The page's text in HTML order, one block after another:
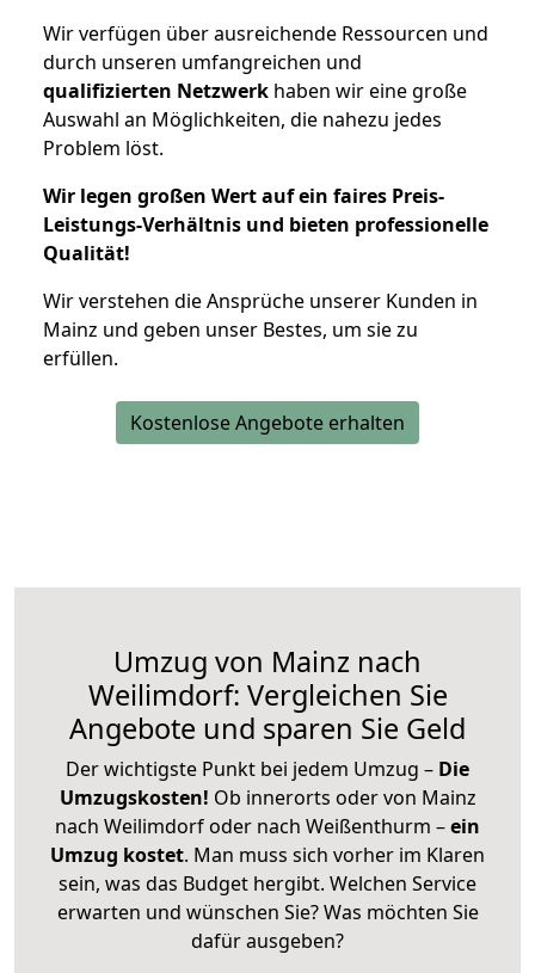
Wir verfügen über ausreichende Ressourcen und
durch unseren umfangreichen und
qualifizierten Netzwerk haben wir eine große
Auswahl an Möglichkeiten, die nahezu jedes
Problem löst.
Wir legen großen Wert auf ein faires Preis-
Leistungs-Verhältnis und bieten professionelle
Qualität!
Wir verstehen die Ansprüche unserer Kunden in
Mainz und geben unser Bestes, um sie zu
erfüllen.
Kostenlose Angebote erhalten
Umzug von Mainz nach
Weilimdorf: Vergleichen Sie
Angebote und sparen Sie Geld
Der wichtigste Punkt bei jedem Umzug – Die
Umzugskosten! Ob innerorts oder von Mainz
nach Weilimdorf oder nach Weißenthurm –ein
Umzug kostet. Man muss sich vorher im Klaren
sein, was das Budget hergibt. Welchen Service
erwarten und wünschen Sie? Was möchten Sie
dafür ausgeben?